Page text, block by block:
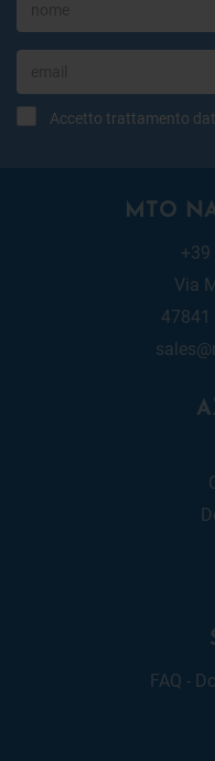
Accetto trattamento
MTO
Via
47841
FAQ -